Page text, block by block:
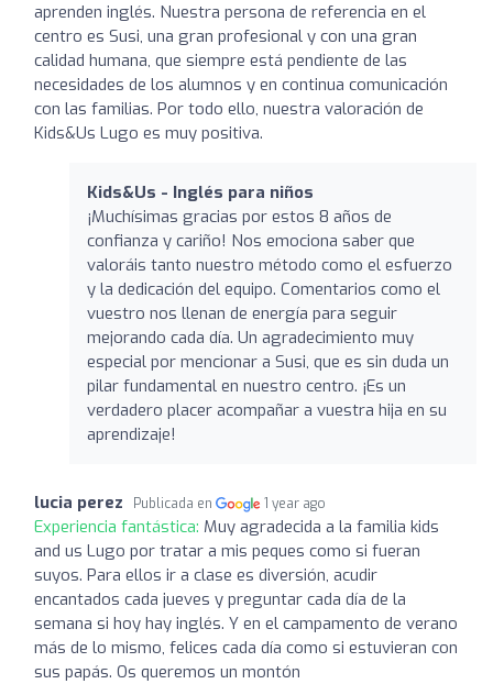
aprenden inglés. Nuestra persona de referencia en el
centro es Susi, una gran profesional y con una gran
calidad humana, que siempre está pendiente de las
necesidades de los alumnos y en continua comunicación
con las familias. Por todo ello, nuestra valoración de
Kids&Us Lugo es muy positiva.
Kids&Us - Inglés para niños
¡Muchísimas gracias por estos 8 años de
confianza y cariño! Nos emociona saber que
valoráis tanto nuestro método como el esfuerzo
y la dedicación del equipo. Comentarios como el
vuestro nos llenan de energía para seguir
mejorando cada día. Un agradecimiento muy
especial por mencionar a Susi, que es sin duda un
pilar fundamental en nuestro centro. ¡Es un
verdadero placer acompañar a vuestra hija en su
aprendizaje!
lucia perez Publicada en 1 year ago
Experiencia fantástica: Muy agradecida a la familia kids
and us Lugo por tratar a mis peques como si fueran
suyos. Para ellos ir a clase es diversión, acudir
encantados cada jueves y preguntar cada día de la
semana si hoy hay inglés. Y en el campamento de verano
más de lo mismo, felices cada día como si estuvieran con
sus papás. Os queremos un montón